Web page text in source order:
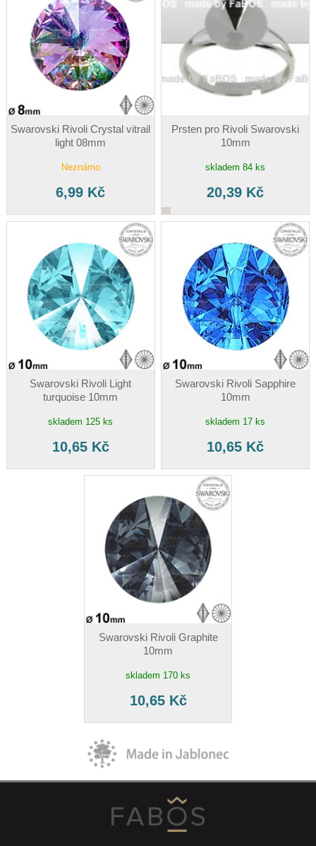
Swarovski Rivoli Crystal vitrail
light 08mm
Neznámo
6,99 Kč
Prsten pro Rivoli Swarovski
10mm
skladem 84 ks
20,39 Kč
Swarovski Rivoli Light
turquoise 10mm
skladem 125 ks
10,65 Kč
Swarovski Rivoli Sapphire
10mm
skladem 17 ks
10,65 Kč
Swarovski Rivoli Graphite
10mm
skladem 170 ks
10,65 Kč